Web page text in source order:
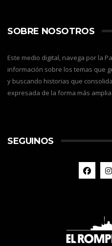
SOBRE NOSOTROS
Este medio digital, navega por la
información sobre los temas que
y buscando historias que
expresada de la forma más
SEGUINOS